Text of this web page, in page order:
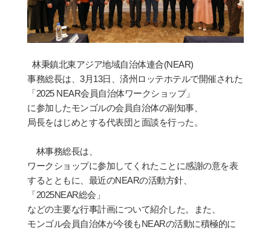
林秉鎮北東アジア地域自治体連合(NEAR)
事務総長は、 3月13日、 済州ロッテホテルで開催された
「2025 NEAR会 員自治体ワークショップ」
に参加したモンゴルの会 員自治体の副知事、
局長をはじめとする代表団と面談を行った。
林事務総長は、
ワークショップに参加してくれたことに感謝の意を表
するとともに、最近のNEARの活動方針、
「2025NEAR総会」
などの主要な行事計画について紹介した。また、
モンゴル会 員自治体が今後もNEARの活動に積極的に